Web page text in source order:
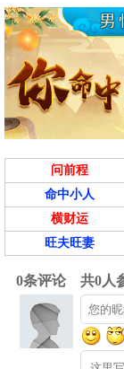
问前程
命中小人
横财运
旺夫旺妻